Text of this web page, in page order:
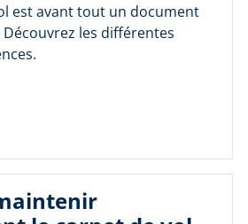
est avant tout un document
les différentes